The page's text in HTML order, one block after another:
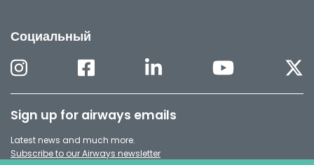
Социальный
Sign up for airways emails
Latest news and much more.
Subscribe to our Airways newsletter